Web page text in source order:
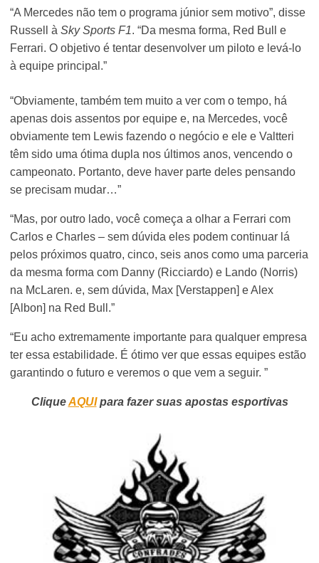
“A Mercedes não tem o programa júnior sem motivo”, disse
Russell àSky Sports F1. “Da mesma forma, Red Bull e
Ferrari. O objetivo é tentar desenvolver um piloto e levá-lo
à equipe principal.”
“Obviamente, também tem muito a ver com o tempo, há
apenas dois assentos por equipe e, na Mercedes, você
obviamente tem Lewis fazendo o negócio e ele e Valtteri
têm sido uma ótima dupla nos últimos anos, vencendo o
campeonato. Portanto, deve haver parte deles pensando
se precisam mudar…”
“Mas, por outro lado, você começa a olhar a Ferrari com
Carlos e Charles – sem dúvida eles podem continuar lá
pelos próximos quatro, cinco, seis anos como uma parceria
da mesma forma com Danny (Ricciardo) e Lando (Norris)
na McLaren. e, sem dúvida, Max [Verstappen] e Alex
[Albon] na Red Bull.”
“Eu acho extremamente importante para qualquer empresa
ter essa estabilidade. É ótimo ver que essas equipes estão
garantindo o futuro e veremos o que vem a seguir. ”
CliqueAQUIpara fazer suas apostas esportivas